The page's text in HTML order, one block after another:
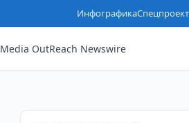
Инфографика
Media OutReach Newswire